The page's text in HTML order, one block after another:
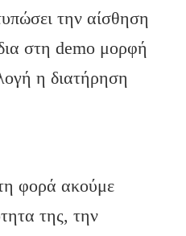
την αίσθηση
στη demo μορφή
η διατήρηση
φορά ακούμε
της, την